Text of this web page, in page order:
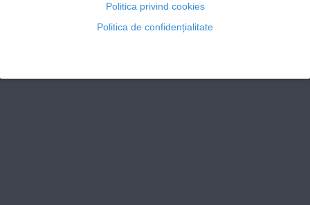
Politica privind cookies
Politica de confidențialitate